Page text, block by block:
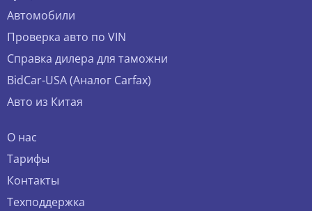
Автомобили
Проверка авто по VIN
Справка дилера для таможни
BidCar-USA (Аналог Carfax)
Авто из Китая
О нас
Тарифы
Контакты
Техподдержка